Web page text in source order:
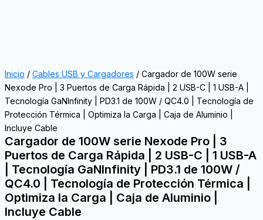
Inicio / Cables USB y Cargadores / Cargador de 100W serie
Nexode Pro | 3 Puertos de Carga Rápida | 2 USB-C | 1 USB-A |
Tecnología GaNInfinity | PD3.1 de 100W / QC4.0 | Tecnología de
Protección Térmica | Optimiza la Carga | Caja de Aluminio |
Incluye Cable
Cargador de 100W serie Nexode Pro | 3
Puertos de Carga Rápida | 2 USB-C | 1 USB-A
| Tecnología GaNInfinity | PD3.1 de 100W /
QC4.0 | Tecnología de Protección Térmica |
Optimiza la Carga | Caja de Aluminio |
Incluye Cable